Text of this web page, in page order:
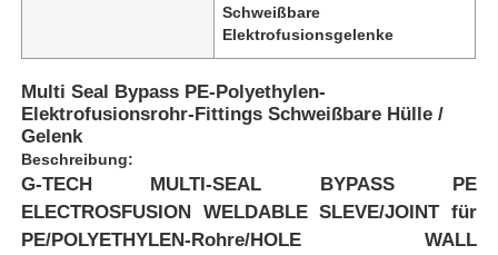
Schweißbare
Elektrofusionsgelenke
Multi Seal Bypass PE-Polyethylen-
Elektrofusionsrohr-Fittings Schweißbare Hülle /
Gelenk
Beschreibung:
G-TECH MULTI-SEAL BYPASS PE
ELECTROSFUSION WELDABLE SLEVE/JOINT für
PE/POLYETHYLEN-Rohre/HOLE WALL